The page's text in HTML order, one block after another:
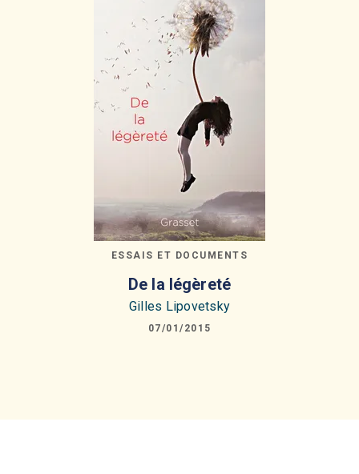
ESSAIS ET DOCUMENTS
De la légèreté
Gilles Lipovetsky
07/01/2015